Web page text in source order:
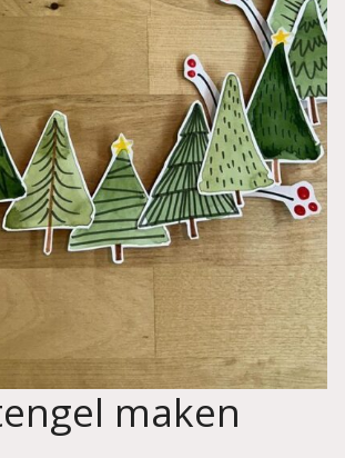
maken